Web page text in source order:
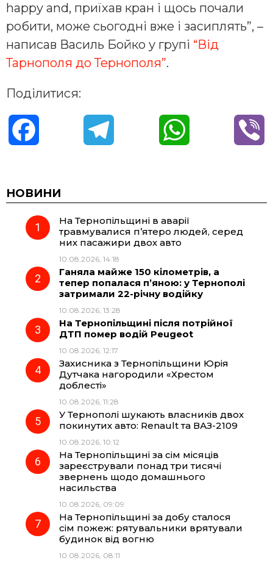
happy and, приїхав кран і щось почали
робити, може сьогодні вже і засиплять”, –
написав Василь Бойко у групі “Від
Тарнополя до Тернополя”.
Поділитися:
c
e
o
k
e
r
a
A
НОВИНИ
На Тернопільщині в аварії
травмувалися п’ятеро людей, серед
них пасажири двох авто
10.08.2026, 14:18
Ганяла майже 150 кілометрів, а
тепер попалася п’яною: у Тернополі
затримали 22-річну водійку
10.08.2026, 13:28
На Тернопільщині після потрійної
ДТП помер водій Peugeot
10.08.2026, 12:17
Захисника з Тернопільщини Юрія
Дутчака нагородили «Хрестом
доблесті»
10.08.2026, 11:28
У Тернополі шукають власників двох
покинутих авто: Renault та ВАЗ-2109
10.08.2026, 10:12
На Тернопільщині за сім місяців
зареєстрували понад три тисячі
звернень щодо домашнього
насильства
10.08.2026, 09:09
На Тернопільщині за добу сталося
сім пожеж: рятувальники врятували
будинок від вогню
10.08.2026, 08:11